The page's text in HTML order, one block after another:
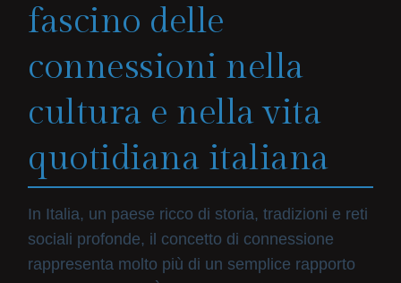
fascino delle
connessioni nella
cultura e nella vita
quotidiana italiana
In Italia, un paese ricco di storia, tradizioni e reti
sociali profonde, il concetto di connessione
rappresenta molto più di un semplice rapporto